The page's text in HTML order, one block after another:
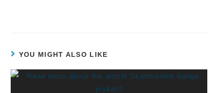
YOU MIGHT ALSO LIKE